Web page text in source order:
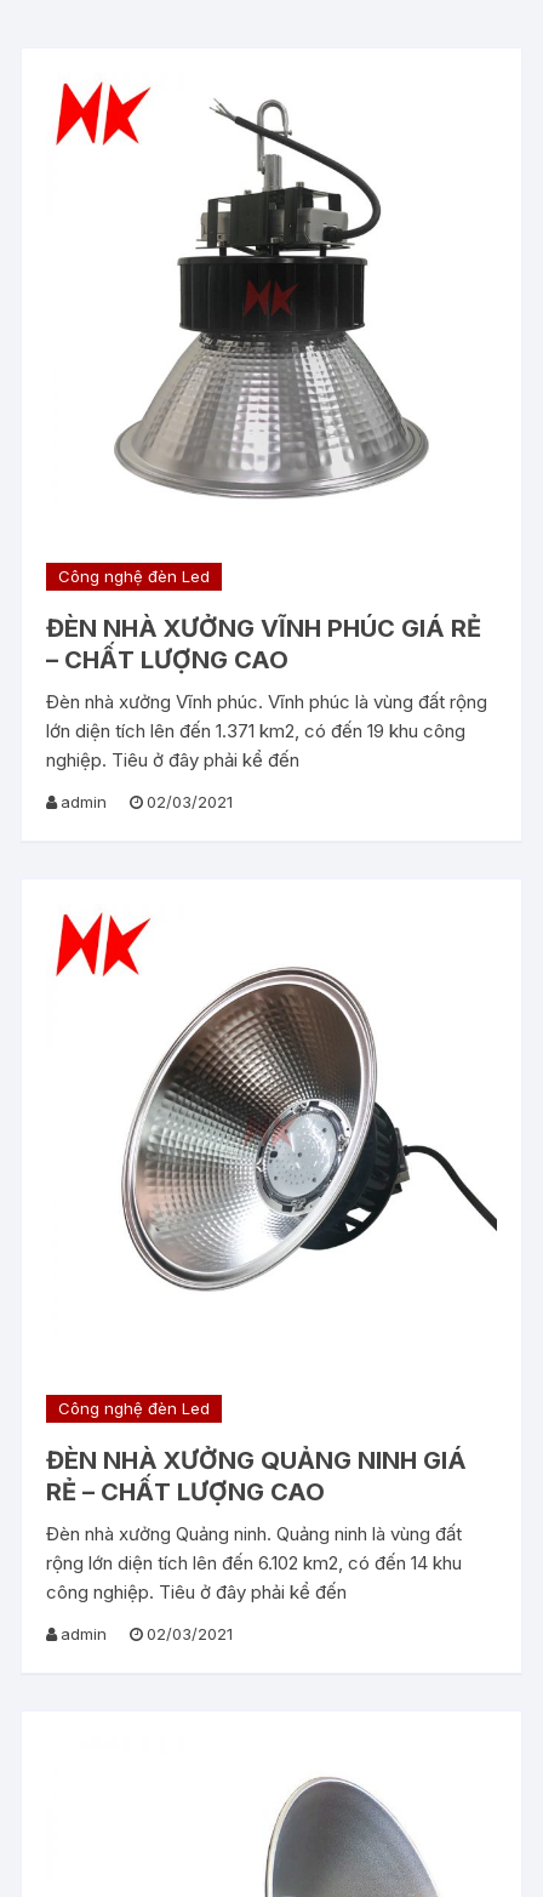
Công nghệ đèn Led
ĐÈN NHÀ XƯỞNG VĨNH PHÚC GIÁ RẺ
– CHẤT LƯỢNG CAO
Đèn nhà xưởng Vĩnh phúc. Vĩnh phúc là vùng đất rộng
lớn diện tích lên đến 1.371 km2, có đến 19 khu công
nghiệp. Tiêu ở đây phải kể đến
admin 02/03/2021
Công nghệ đèn Led
ĐÈN NHÀ XƯỞNG QUẢNG NINH GIÁ
RẺ – CHẤT LƯỢNG CAO
Đèn nhà xưởng Quảng ninh. Quảng ninh là vùng đất
rộng lớn diện tích lên đến 6.102 km2, có đến 14 khu
công nghiệp. Tiêu ở đây phải kể đến
admin 02/03/2021